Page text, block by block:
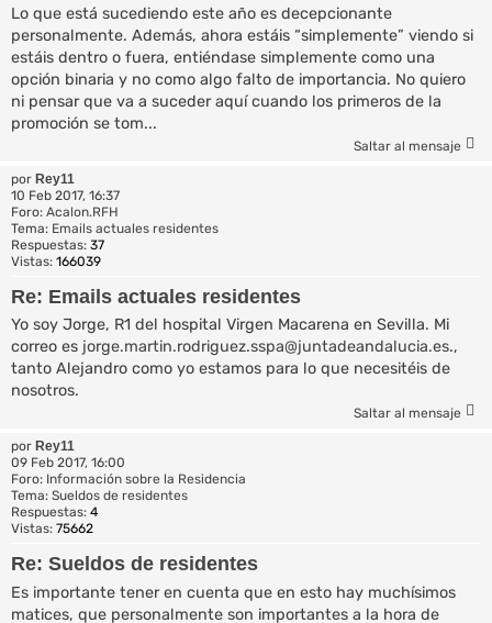
Lo que está sucediendo este año es decepcionante
personalmente. Además, ahora estáis “simplemente” viendo si
estáis dentro o fuera, entiéndase simplemente como una
opción binaria y no como algo falto de importancia. No quiero
ni pensar que va a suceder aquí cuando los primeros de la
promoción se tom...
Saltar al mensaje
por Rey11
10 Feb 2017, 16:37
Foro: Acalon.RFH
Tema: Emails actuales residentes
Respuestas: 37
Vistas: 166039
Re: Emails actuales residentes
Yo soy Jorge, R1 del hospital Virgen Macarena en Sevilla. Mi
correo es jorge.martin.rodriguez.sspa@juntadeandalucia.es.,
tanto Alejandro como yo estamos para lo que necesitéis de
nosotros.
Saltar al mensaje
por Rey11
09 Feb 2017, 16:00
Foro: Información sobre la Residencia
Tema: Sueldos de residentes
Respuestas: 4
Vistas: 75662
Re: Sueldos de residentes
Es importante tener en cuenta que en esto hay muchísimos
matices, que personalmente son importantes a la hora de